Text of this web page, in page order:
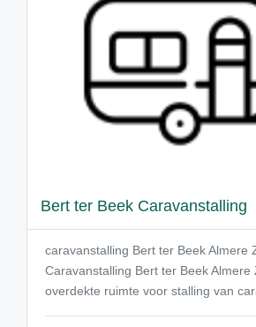
Bert ter Beek Caravanstalling
caravanstalling Bert ter Beek Almere
Caravanstalling Bert ter Beek Almere
overdekte ruimte voor stalling van